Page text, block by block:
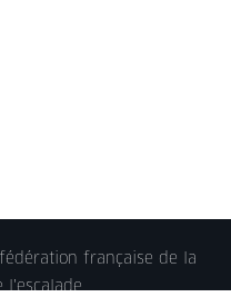
française de la
l'escalade